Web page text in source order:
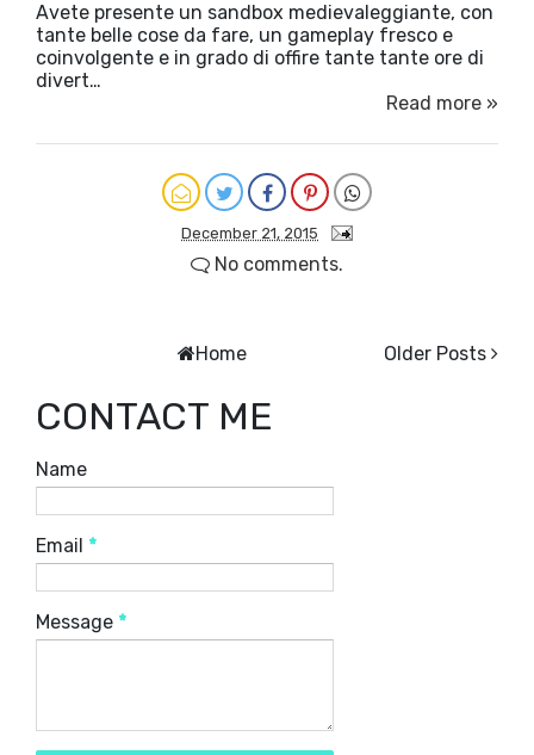
Avete presente un sandbox medievaleggiante, con
tante belle cose da fare, un gameplay fresco e
coinvolgente e in grado di offire tante tante ore di
divert…
Read more »
December 21, 2015
No comments.
Older Posts
Home
CONTACT ME
Name
Email *
Message *